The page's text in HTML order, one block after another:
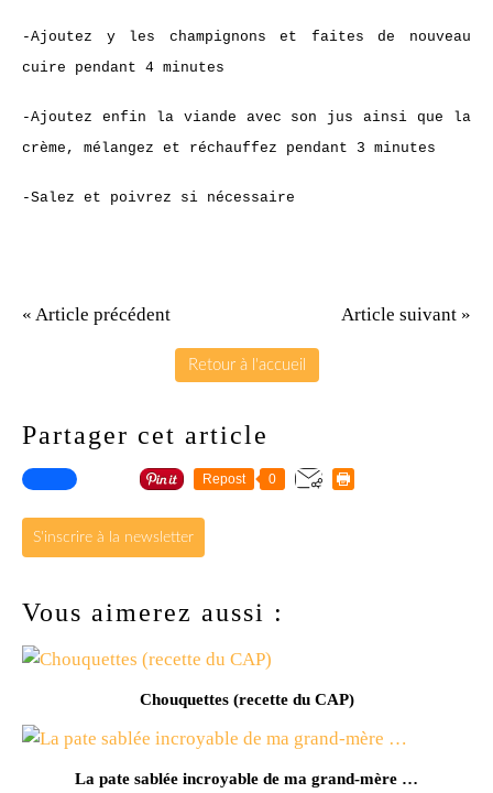
-Ajoutez y les champignons et faites de nouveau
cuire pendant 4 minutes
-Ajoutez enfin la viande avec son jus ainsi que la
crème, mélangez et réchauffez pendant 3 minutes
-Salez et poivrez si nécessaire
« Article précédent Article suivant »
Retour à l'accueil
Partager cet article
Repost 0
S'inscrire à la newsletter
Vous aimerez aussi :
Chouquettes (recette du CAP)
La pate sablée incroyable de ma grand-mère …